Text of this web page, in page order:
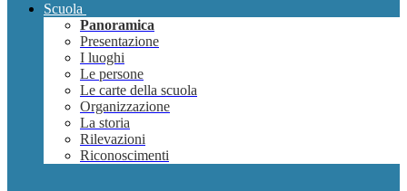
Scuola
Panoramica
Presentazione
I luoghi
Le persone
Le carte della scuola
Organizzazione
La storia
Rilevazioni
Riconoscimenti